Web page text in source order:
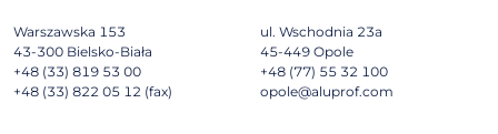
Warszawska 153
43-300 Bielsko-Biała
+48 (33) 819 53 00
+48 (33) 822 05 12 (fax)
ul. Wschodnia 23a
45-449 Opole
+48 (77) 55 32 100
opole@aluprof.com